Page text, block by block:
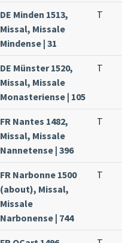
DE Minden 1513,
Missal, Missale
Mindense | 31
T
DE Münster 1520,
Missal, Missale
Monasteriense | 105
T
FR Nantes 1482,
Missal, Missale
Nannetense | 396
T
FR Narbonne 1500
(about), Missal,
Missale
Narbonense | 744
T